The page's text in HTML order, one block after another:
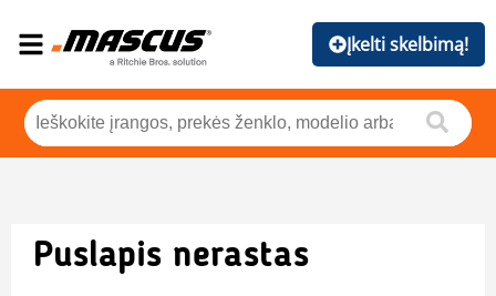
Įkelti skelbimą!
Puslapis nerastas